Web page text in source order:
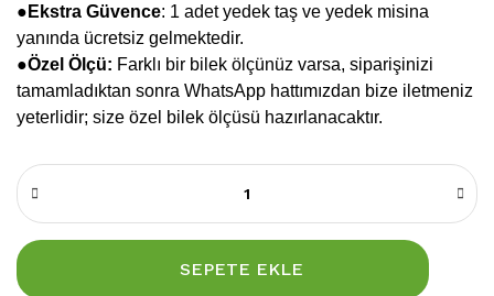
● Ekstra Güvence: 1 adet yedek taş ve yedek misina
yanında ücretsiz gelmektedir.
●Özel Ölçü: Farklı bir bilek ölçünüz varsa, siparişinizi
tamamladıktan sonra WhatsApp hattımızdan bize iletmeniz
yeterlidir; size özel bilek ölçüsü hazırlanacaktır.
SEPETE EKLE